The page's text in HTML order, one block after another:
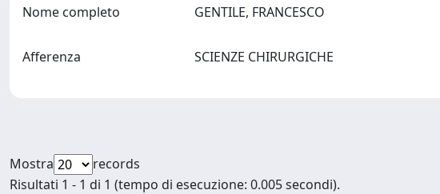
Nome completo GENTILE, FRANCESCO
Afferenza SCIENZE CHIRURGICHE
Mostra
records
Risultati 1 - 1 di 1 (tempo di esecuzione: 0.005 secondi).